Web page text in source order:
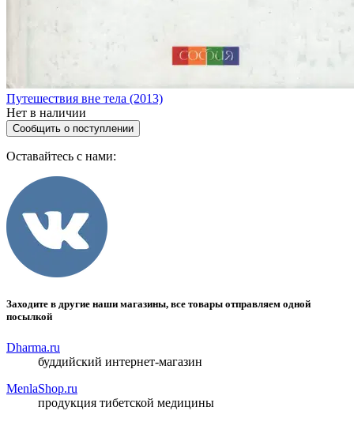
Путешествия вне тела (2013)
Нет в наличии
Сообщить о поступлении
Оставайтесь с нами:
Заходите в другие наши магазины, все товары отправляем одной
посылкой
Dharma.ru
буддийский интернет-магазин
MenlaShop.ru
продукция тибетской медицины